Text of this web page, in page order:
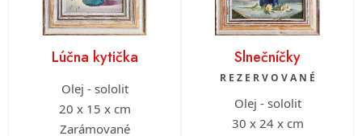
Lúčna kytička
Olej - sololit
20 x 15 x cm
Zarámované
Slnečníčky
R E Z E R V O V A N É
Olej - sololit
30 x 24 x cm